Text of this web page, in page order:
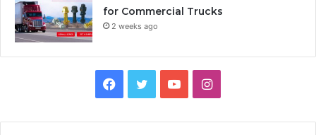
for Commercial Trucks
2 weeks ago
Facebook
TwitterYouTubeInstagram